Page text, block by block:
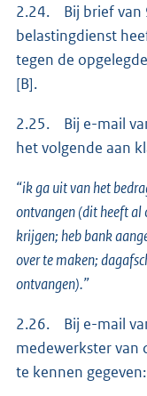
2.24. Bij brief van
belastingdienst
tegen de
[B].
2.25. Bij e-mail
het volgende aan
“ik ga uit van het
ontvangen (dit heeft al
krijgen; heb bank
over te maken;
ontvangen).”
2.26. Bij e-mail
medewerkster van
te kennen gegeven: